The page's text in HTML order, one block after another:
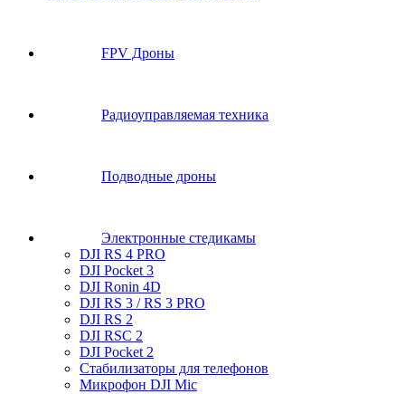
FPV Дроны
Радиоуправляемая техника
Подводные дроны
Электронные стедикамы
DJI RS 4 PRO
DJI Pocket 3
DJI Ronin 4D
DJI RS 3 / RS 3 PRO
DJI RS 2
DJI RSC 2
DJI Pocket 2
Стабилизаторы для телефонов
Микрофон DJI Mic